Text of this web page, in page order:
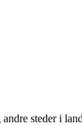
steder i